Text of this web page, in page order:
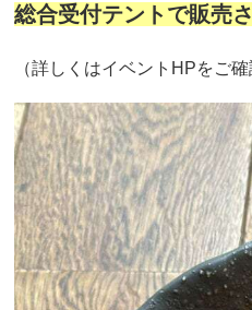
総合受付テントで販売
（詳しくはイベントHPをご確